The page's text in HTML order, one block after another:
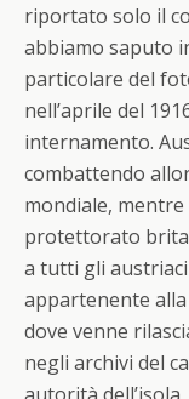
riportato solo il
abbiamo saputo
particolare del
nell’aprile del
internamento.
combattendo
mondiale,
protettorato
a tutti gli
appartenente
dove venne
negli archivi del